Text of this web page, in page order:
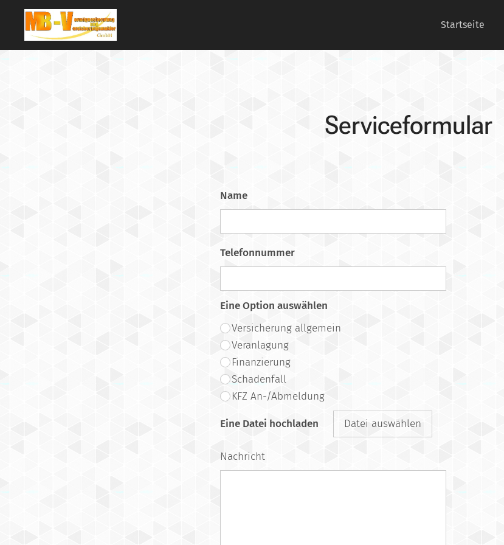
Startseite
Serviceformular
Name
Telefonnummer
Eine Option auswählen
Versicherung allgemein
Veranlagung
Finanzierung
Schadenfall
KFZ An-/Abmeldung
Eine Datei hochladen Datei auswählen
Nachricht